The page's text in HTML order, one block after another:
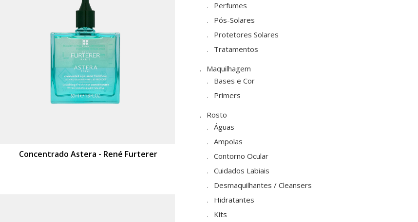
Concentrado Astera - René Furterer
Perfumes
Pós-Solares
Protetores Solares
Tratamentos
Maquilhagem
Bases e Cor
Primers
Rosto
Águas
Ampolas
Contorno Ocular
Cuidados Labiais
Desmaquilhantes / Cleansers
Hidratantes
Kits